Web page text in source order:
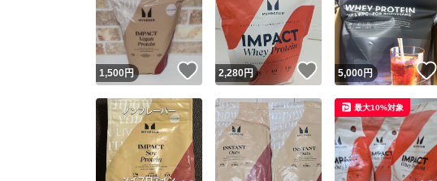
安心発送
1,500円 いいね！
2,280円 いいね！
5,000円
最大10%対象